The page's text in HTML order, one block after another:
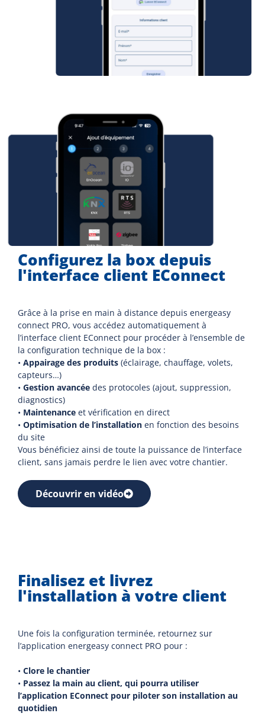
Configurez la box depuis
l'interface client EConnect
Grâce à la prise en main à distance depuis energeasy
connect PRO, vous accédez automatiquement à
l’interface client EConnect pour procéder à l’ensemble de
la configuration technique de la box :
• Appairage des produits (éclairage, chauffage, volets,
capteurs…)
• Gestion avancée des protocoles (ajout, suppression,
diagnostics)
• Maintenance et vérification en direct
• Optimisation de l’installation en fonction des besoins
du site
Vous bénéficiez ainsi de toute la puissance de l’interface
client, sans jamais perdre le lien avec votre chantier.
Découvrir en vidéo
Finalisez et livrez
l'installation à votre client
Une fois la configuration terminée, retournez sur
l’application energeasy connect PRO pour :
• Clore le chantier
• Passez la main au client, qui pourra utiliser
l’application EConnect pour piloter son installation au
quotidien